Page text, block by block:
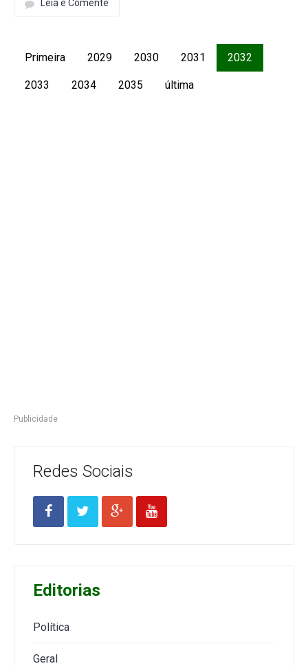
Leia e Comente
Primeira 2029 2030 2031 2032
2033 2034 2035 última
Publicidade
Redes Sociais
Editorias
Política
Geral